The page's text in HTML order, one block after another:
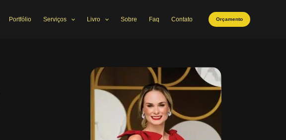
Portfólio Serviços Livro Sobre Faq Contato Orçamento